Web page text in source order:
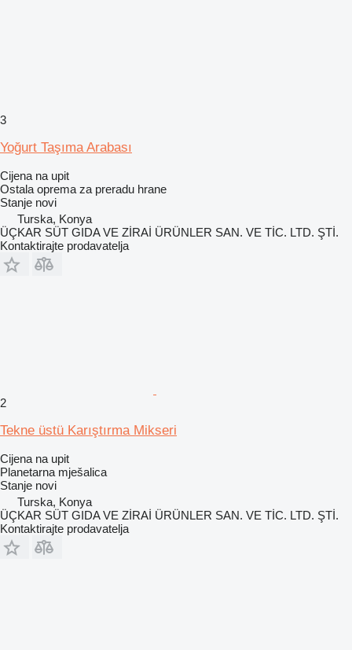
3
Yoğurt Taşıma Arabası
Cijena na upit
Ostala oprema za preradu hrane
Stanje novi
Turska, Konya
ÜÇKAR SÜT GIDA VE ZİRAİ ÜRÜNLER SAN. VE TİC. LTD. ŞTİ.
Kontaktirajte prodavatelja
2
Tekne üstü Karıştırma Mikseri
Cijena na upit
Planetarna mješalica
Stanje novi
Turska, Konya
ÜÇKAR SÜT GIDA VE ZİRAİ ÜRÜNLER SAN. VE TİC. LTD. ŞTİ.
Kontaktirajte prodavatelja